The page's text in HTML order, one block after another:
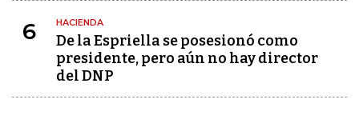
6 HACIENDA
De la Espriella se posesionó como
presidente, pero aún no hay director
del DNP